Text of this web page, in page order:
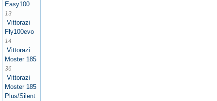
Easy100
13
Vittorazi
Fly100evo
14
Vittorazi
Moster 185
36
Vittorazi
Moster 185
Plus/Silent